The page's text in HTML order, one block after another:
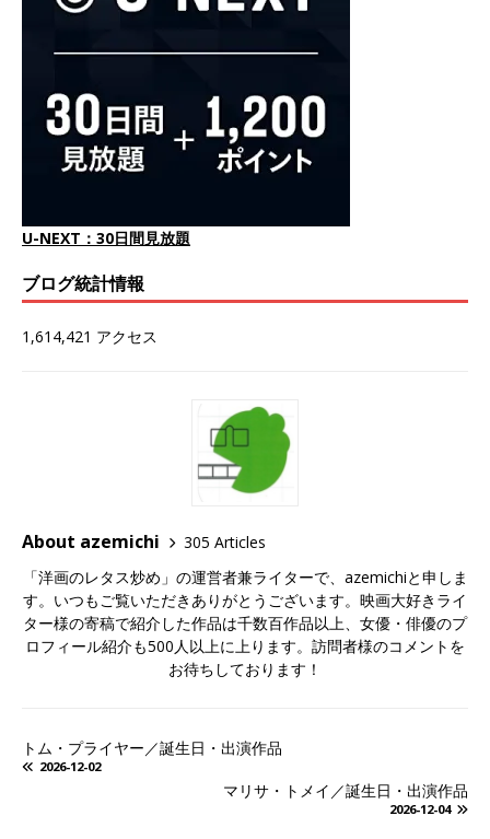
U-NEXT：30日間見放題
ブログ統計情報
1,614,421 アクセス
About azemichi
305 Articles
「洋画のレタス炒め」の運営者兼ライターで、azemichiと申しま
す。いつもご覧いただきありがとうございます。映画大好きライ
ター様の寄稿で紹介した作品は千数百作品以上、女優・俳優のプ
ロフィール紹介も500人以上に上ります。訪問者様のコメントを
お待ちしております！
トム・プライヤー／誕生日・出演作品
2026-12-02
マリサ・トメイ／誕生日・出演作品
2026-12-04